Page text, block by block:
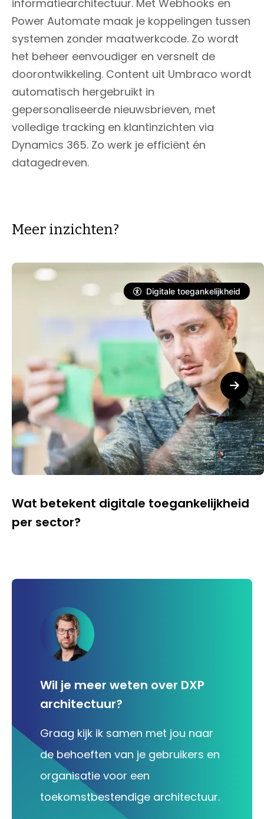
informatiearchitectuur. Met Webhooks en
Power Automate maak je koppelingen tussen
systemen zonder maatwerkcode. Zo wordt
het beheer eenvoudiger en versnelt de
doorontwikkeling. Content uit Umbraco wordt
automatisch hergebruikt in
gepersonaliseerde nieuwsbrieven, met
volledige tracking en klantinzichten via
Dynamics 365. Zo werk je efficiënt én
datagedreven.
Meer inzichten?
Digitale toegankelijkheid
Wat betekent digitale toegankelijkheid
per sector?
Wil je meer weten over DXP
architectuur?
Graag kijk ik samen met jou naar
de behoeften van je gebruikers en
organisatie voor een
toekomstbestendige architectuur.